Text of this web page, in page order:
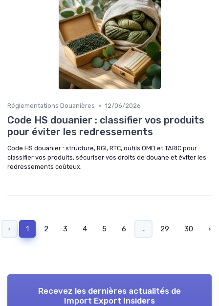
Réglementations Douanières • 12/06/2026
Code HS douanier : classifier vos produits
pour éviter les redressements
Code HS douanier : structure, RGI, RTC, outils OMD et TARIC pour
classifier vos produits, sécuriser vos droits de douane et éviter les
redressements coûteux.
‹ 1 2 3 4 5 6 ... 29 30 ›
Recevez les dernières actualités de
Import Export Insiders